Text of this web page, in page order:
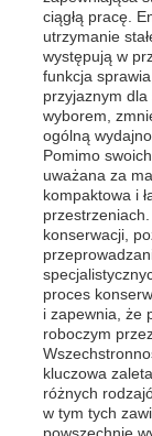
O nas
Wycieczka
Kontrola
Skontaktuj
Aktualności
Wszystkie
Poprosić o
ciągłą pracę.
utrzymanie
występują w
funkcja
przyjaznym
wyborem,
ogólną
Pomimo
uważana za
kompaktowa i
konserwacji,
proces
i zapewnia, że
roboczym
kluczowa
różnych
w tym tych
powszechnie